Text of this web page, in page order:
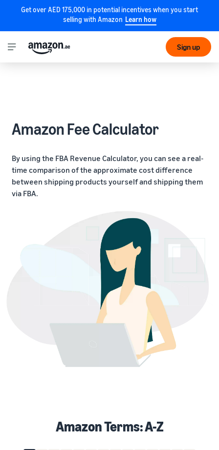
Get over AED 175,000 in potential incentives when you start
selling with Amazon Learn how
Sign up
Amazon Fee Calculator
By using the FBA Revenue Calculator, you can see a real-
time comparison of the approximate cost difference
between shipping products yourself and shipping them
via FBA.
Amazon Terms: A-Z